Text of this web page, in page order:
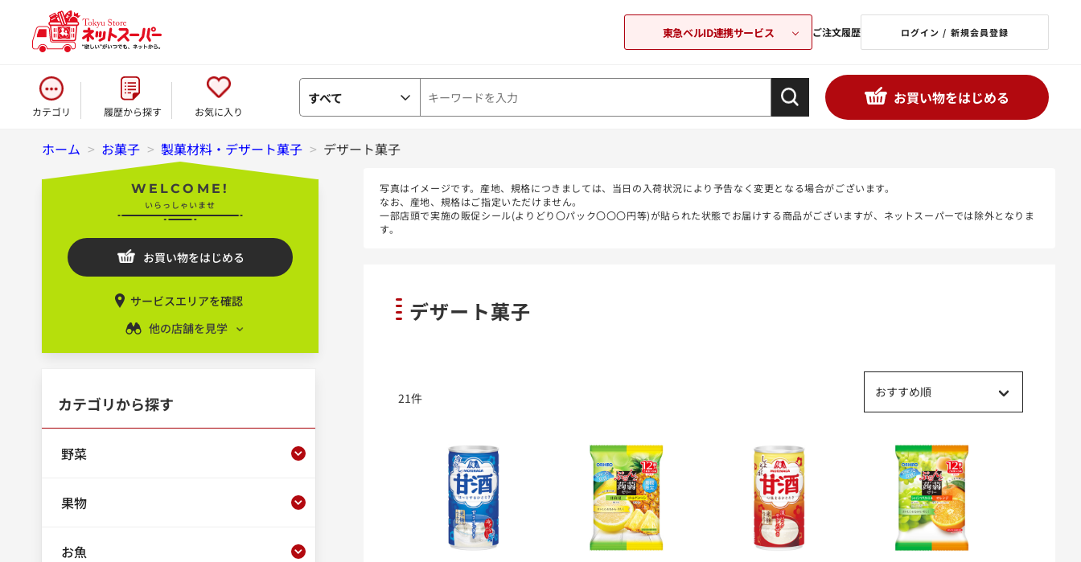
東急ベルID連携サービス ご注文履歴 ログイン / 新規会員登録
カテゴリ 履歴から探す お気に入り
すべて お買い物をはじめる
ホーム > お菓子 > 製菓材料・デザート菓子 > デザート菓子
WELCOME!
いらっしゃいませ
お買い物をはじめる
サービスエリアを確認
他の店舗を見学
カテゴリから探す
野菜
果物
お魚
写真はイメージです。産地、規格につきましては、当日の入荷状況により予告なく変更となる場合がございます。
なお、産地、規格はご指定いただけません。
一部店頭で実施の販促シール(よりどり〇パック〇〇〇円等)が貼られた状態でお届けする商品がございますが、ネットスーパーでは除外となりま
す。
デザート菓子
21件 おすすめ順